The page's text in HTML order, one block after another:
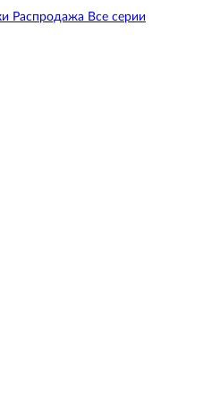
Распродажа Все серии